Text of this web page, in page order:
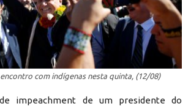
com indígenas nesta quinta, (12/08)
impeachment de um presidente do